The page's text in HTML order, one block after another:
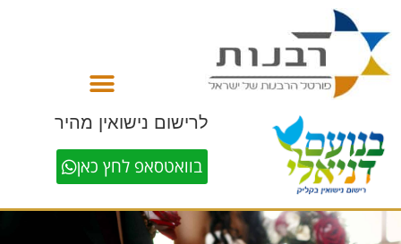
לרישום נישואין מהיר
בוואטסאפ לחץ כאן